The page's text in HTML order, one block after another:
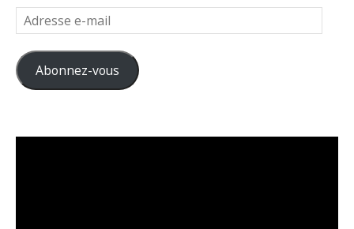
Adresse
e-
mail
Abonnez-vous